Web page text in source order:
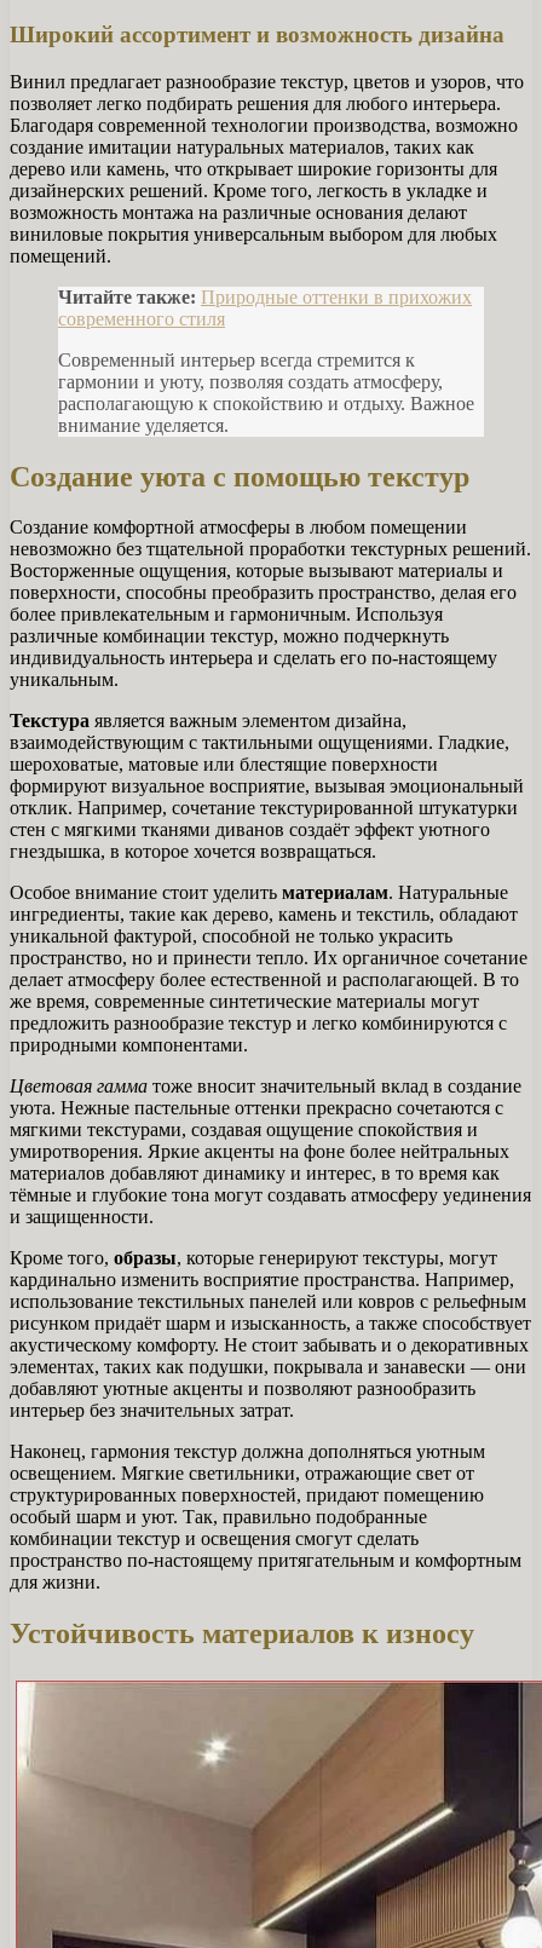
Широкий ассортимент и возможность дизайна
Винил предлагает разнообразие текстур, цветов и узоров, что
позволяет легко подбирать решения для любого интерьера.
Благодаря современной технологии производства, возможно
создание имитации натуральных материалов, таких как
дерево или камень, что открывает широкие горизонты для
дизайнерских решений. Кроме того, легкость в укладке и
возможность монтажа на различные основания делают
виниловые покрытия универсальным выбором для любых
помещений.
Читайте также: Природные оттенки в прихожих
современного стиля
Современный интерьер всегда стремится к
гармонии и уюту, позволяя создать атмосферу,
располагающую к спокойствию и отдыху. Важное
внимание уделяется.
Создание уюта с помощью текстур
Создание комфортной атмосферы в любом помещении
невозможно без тщательной проработки текстурных решений.
Восторженные ощущения, которые вызывают материалы и
поверхности, способны преобразить пространство, делая его
более привлекательным и гармоничным. Используя
различные комбинации текстур, можно подчеркнуть
индивидуальность интерьера и сделать его по-настоящему
уникальным.
Текстура является важным элементом дизайна,
взаимодействующим с тактильными ощущениями. Гладкие,
шероховатые, матовые или блестящие поверхности
формируют визуальное восприятие, вызывая эмоциональный
отклик. Например, сочетание текстурированной штукатурки
стен с мягкими тканями диванов создаёт эффект уютного
гнездышка, в которое хочется возвращаться.
Особое внимание стоит уделить материалам. Натуральные
ингредиенты, такие как дерево, камень и текстиль, обладают
уникальной фактурой, способной не только украсить
пространство, но и принести тепло. Их органичное сочетание
делает атмосферу более естественной и располагающей. В то
же время, современные синтетические материалы могут
предложить разнообразие текстур и легко комбинируются с
природными компонентами.
Цветовая гамма тоже вносит значительный вклад в создание
уюта. Нежные пастельные оттенки прекрасно сочетаются с
мягкими текстурами, создавая ощущение спокойствия и
умиротворения. Яркие акценты на фоне более нейтральных
материалов добавляют динамику и интерес, в то время как
тёмные и глубокие тона могут создавать атмосферу уединения
и защищенности.
Кроме того, образы, которые генерируют текстуры, могут
кардинально изменить восприятие пространства. Например,
использование текстильных панелей или ковров с рельефным
рисунком придаёт шарм и изысканность, а также способствует
акустическому комфорту. Не стоит забывать и о декоративных
элементах, таких как подушки, покрывала и занавески — они
добавляют уютные акценты и позволяют разнообразить
интерьер без значительных затрат.
Наконец, гармония текстур должна дополняться уютным
освещением. Мягкие светильники, отражающие свет от
структурированных поверхностей, придают помещению
особый шарм и уют. Так, правильно подобранные
комбинации текстур и освещения смогут сделать
пространство по-настоящему притягательным и комфортным
для жизни.
Устойчивость материалов к износу